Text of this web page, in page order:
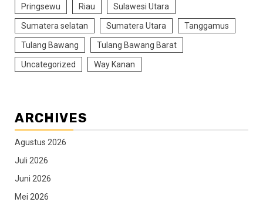
Pringsewu Riau Sulawesi Utara
Sumatera selatan Sumatera Utara Tanggamus
Tulang Bawang Tulang Bawang Barat
Uncategorized Way Kanan
ARCHIVES
Agustus 2026
Juli 2026
Juni 2026
Mei 2026